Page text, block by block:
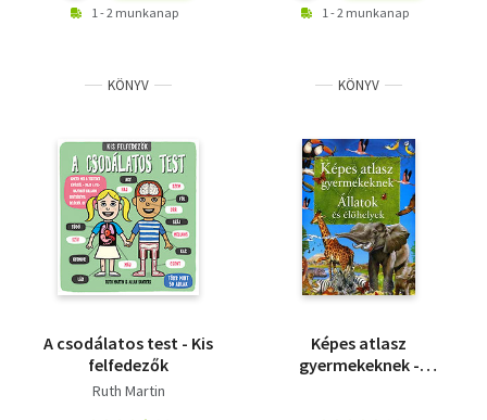
1 - 2 munkanap 1 - 2 munkanap
KÖNYV
A csodálatos test - Kis
felfedezők
Ruth Martin
KÖNYV
Képes atlasz
gyermekeknek -